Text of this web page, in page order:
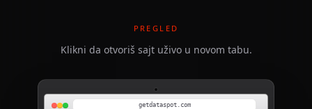
PREGLED
Klikni da otvoriš sajt uživo u novom tabu.
getdataspot.com